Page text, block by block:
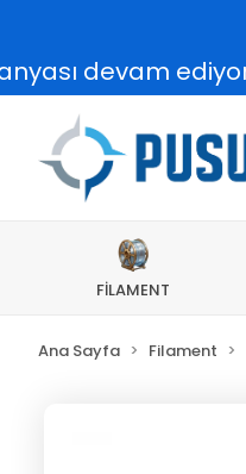
ediyor!
FİLAMENT
Ana Sayfa Filament